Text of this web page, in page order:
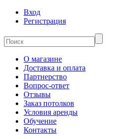
Вход
Регистрация
О магазине
Доставка и оплата
Партнерство
Вопрос-ответ
Отзывы
Заказ потолков
Условия аренды
Обучение
Контакты